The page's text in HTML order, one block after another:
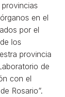
en el
por el
los
provincia
de
con el
Rosario”.